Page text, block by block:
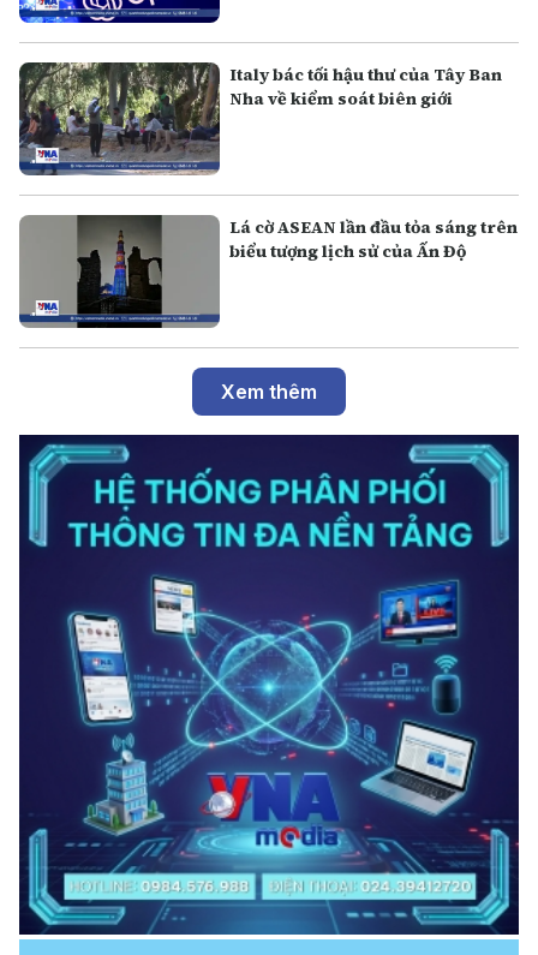
Italy bác tối hậu thư của Tây Ban
Nha về kiểm soát biên giới
Lá cờ ASEAN lần đầu tỏa sáng trên
biểu tượng lịch sử của Ấn Độ
Xem thêm